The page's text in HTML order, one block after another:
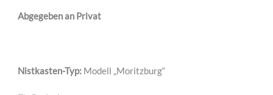
Abgegeben an Privat
Nistkasten-Typ: Modell „Moritzburg“